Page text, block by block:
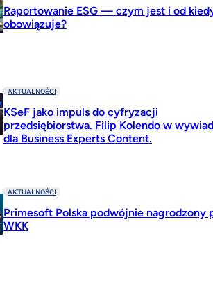
Raportowanie ESG — czym jest i od
obowiązuje?
AKTUALNOŚCI
KSeF jako impuls do cyfryzacji
przedsiębiorstwa. Filip Kolendo w
dla Business Experts Content.
AKTUALNOŚCI
Primesoft Polska podwójnie nagrodzony
WKK